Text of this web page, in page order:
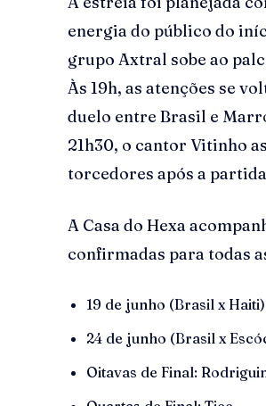
energia do público do
grupo Axtral sobe ao
Às 19h, as atenções se
duelo entre Brasil e
21h30, o cantor Vitinho
torcedores após a
A Casa do Hexa
confirmadas para todas
19 de junho (Brasil x
24 de junho (Brasil x
Oitavas de Final: